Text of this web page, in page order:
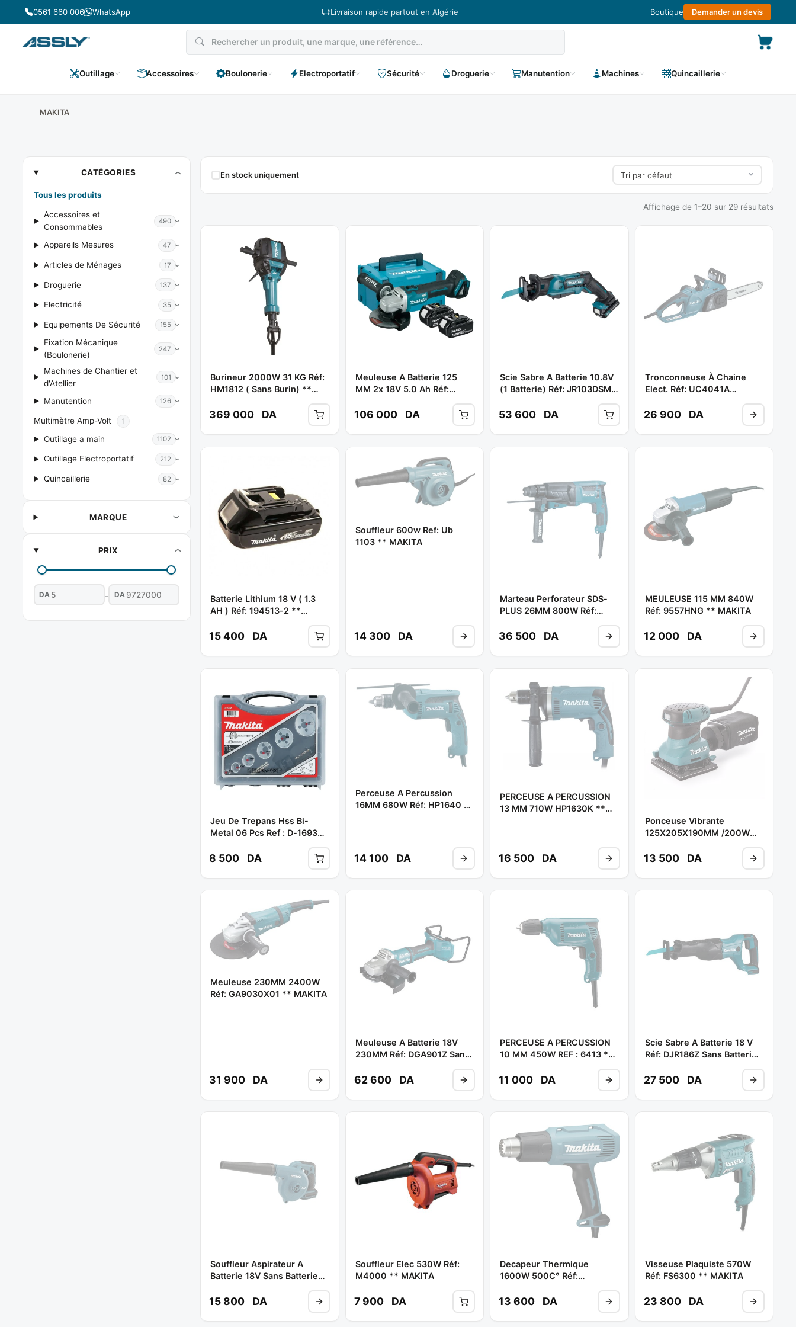
Passer
au
contenu
0561 660 006 WhatsApp Livraison rapide partout en Algérie Boutique Demander un devis
Outillage Accessoires Boulonerie Electroportatif Sécurité Droguerie Manutention Machines Quincaillerie
MAKITA
MAKITACATÉGORIES
Tous les produits
Accessoires et
Consommables
490
Appareils Mesures 47
Articles de Ménages 17
Droguerie 137
Electricité 35
Equipements De Sécurité 155
Fixation Mécanique
(Boulonerie)
247
Machines de Chantier et
d'Atellier
101
Manutention 126
Multimètre Amp-Volt 1
Outillage a main 1102
Outillage Electroportatif 212
Quincaillerie 82
MARQUE
PRIX
DA – DA
En stock uniquement
Affichage de 1–20 sur 29 résultats
Burineur 2000W 31 KG Réf:
HM1812 ( Sans Burin) **
369 000 DA
Meuleuse A Batterie 125
MM 2x 18V 5.0 Ah Réf:
106 000 DA
Scie Sabre A Batterie 10.8V
(1 Batterie) Réf: JR103DSMJ
53 600 DA
Tronconneuse À Chaine
Elect. Réf: UC4041A
26 900 DA
Batterie Lithium 18 V ( 1.3
AH ) Réf: 194513-2 **
15 400 DA
Souffleur 600w Ref: Ub
1103 ** MAKITA
14 300 DA
Marteau Perforateur SDS-
PLUS 26MM 800W Réf:
36 500 DA
MEULEUSE 115 MM 840W
Réf: 9557HNG ** MAKITA
12 000 DA
Jeu De Trepans Hss Bi-
Metal 06 Pcs Ref : D-16938
8 500 DA
Perceuse A Percussion
16MM 680W Réf: HP1640 **
14 100 DA
PERCEUSE A PERCUSSION
13 MM 710W HP1630K **
16 500 DA
Ponceuse Vibrante
125X205X190MM /200W
13 500 DA
Meuleuse 230MM 2400W
Réf: GA9030X01 ** MAKITA
31 900 DA
Meuleuse A Batterie 18V
230MM Réf: DGA901Z Sans
62 600 DA
PERCEUSE A PERCUSSION
10 MM 450W REF : 6413 **
11 000 DA
Scie Sabre A Batterie 18 V
Réf: DJR186Z Sans Batterie
27 500 DA
Souffleur Aspirateur A
Batterie 18V Sans Batterie
15 800 DA
Souffleur Elec 530W Réf:
M4000 ** MAKITA
7 900 DA
Decapeur Thermique
1600W 500C° Réf:
13 600 DA
Visseuse Plaquiste 570W
Réf: FS6300 ** MAKITA
23 800 DA